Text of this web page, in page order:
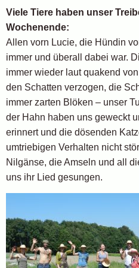
Viele Tiere haben unser
Wochenende:
Allen vorn Lucie, die Hündin
immer und überall dabei war.
immer wieder laut quakend
den Schatten verzogen, die
immer zarten Blöken – unser
der Hahn haben uns geweckt
erinnert und die dösenden
umtriebigen Verhalten nicht
Nilgänse, die Amseln und all
uns ihr Lied gesungen.